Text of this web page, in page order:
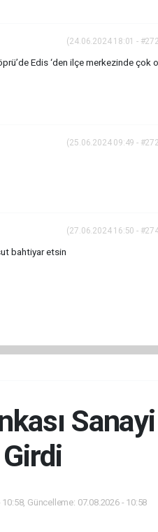
(24.06.2024 18:01 -
Edis ‘den ilçe merkezinde çok
(25.06.2024 09:49 -
(27.06.2024 16:50 -
bahtiyar etsin
Girdi
Güncelleme: 07.08.2026 - 10:58